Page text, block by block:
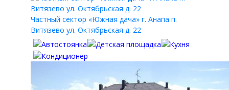
Частный сектор «Южная дача» г. Анапа п.
Витязево ул. Октябрьская д. 22